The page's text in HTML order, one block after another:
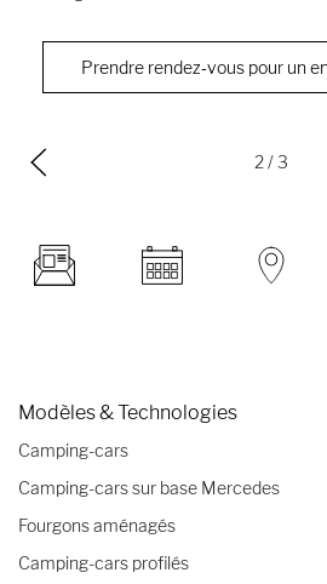
Configurateur
3/ 3
Modèles & Technologies
Camping-cars
Camping-cars sur base Mercedes
Fourgons aménagés
Camping-cars profilés